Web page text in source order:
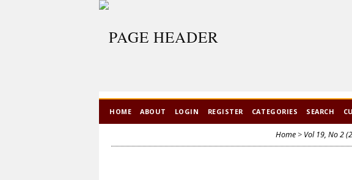
HOME ABOUT LOGIN REGISTER CATEGORIES SEARCH
Home > Vol 19, No 2